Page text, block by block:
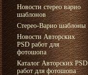
Новости стерео варио
шаблонов
Стерео-Варио шаблоны
Новости Авторских
PSD работ для
фотошопа
Каталог Авторских PSD
работ для фотошопа